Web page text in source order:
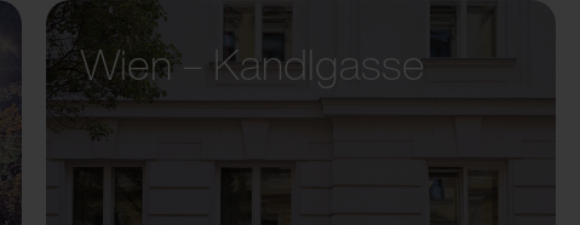
Wien – Kandlgasse